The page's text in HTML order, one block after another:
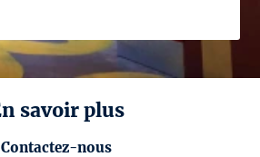
savoir plus
Contactez-nous